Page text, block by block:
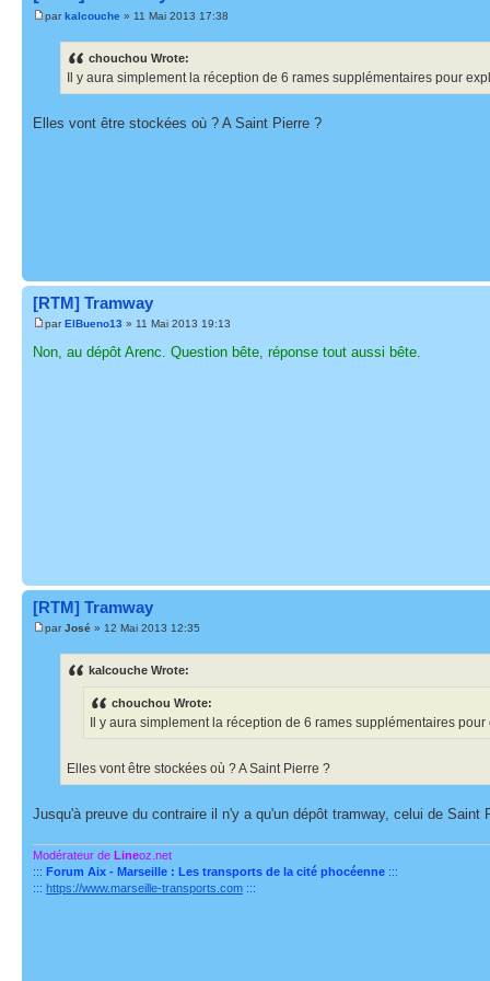
parkalcouche » 11 Mai 2013 17:38
chouchou Wrote:
Il y aura simplement la réception de 6 rames supplémentaires pour
Elles vont être stockées où ? A Saint Pierre ?
[RTM] Tramway
parElBueno13 » 11 Mai 2013 19:13
Non, au dépôt Arenc. Question bête, réponse tout aussi bête.
[RTM] Tramway
parJosé » 12 Mai 2013 12:35
kalcouche Wrote:
chouchou Wrote:
Il y aura simplement la réception de 6 rames supplémentaires
Elles vont être stockées où ? A Saint Pierre ?
Jusqu'à preuve du contraire il n'y a qu'un dépôt tramway, celui de Saint
Modérateur de Lineoz.net
::: Forum Aix - Marseille : Les transports de la cité phocéenne :::
::: https://www.marseille-transports.com :::